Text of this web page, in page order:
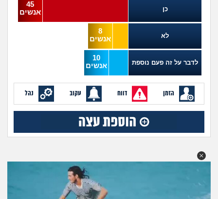
בית, שכנים ושותפים
פיננסי וכלכלה
בין הסדינים
חיות מחמד
יוקר המחיה
גאווה
כן
45
אנשים
לא
8
אנשים
לדבר על זה פעם נוספת
10
אנשים
הזמן דווח עקוב נהל